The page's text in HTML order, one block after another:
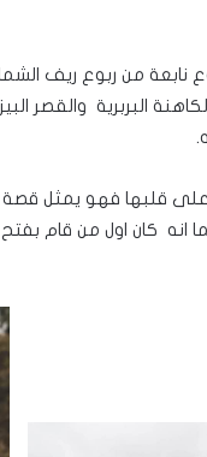
من ربوع ريف الشمال
البربرية والقصر
على قلبها فهو يمثل
انه كان اول من قام